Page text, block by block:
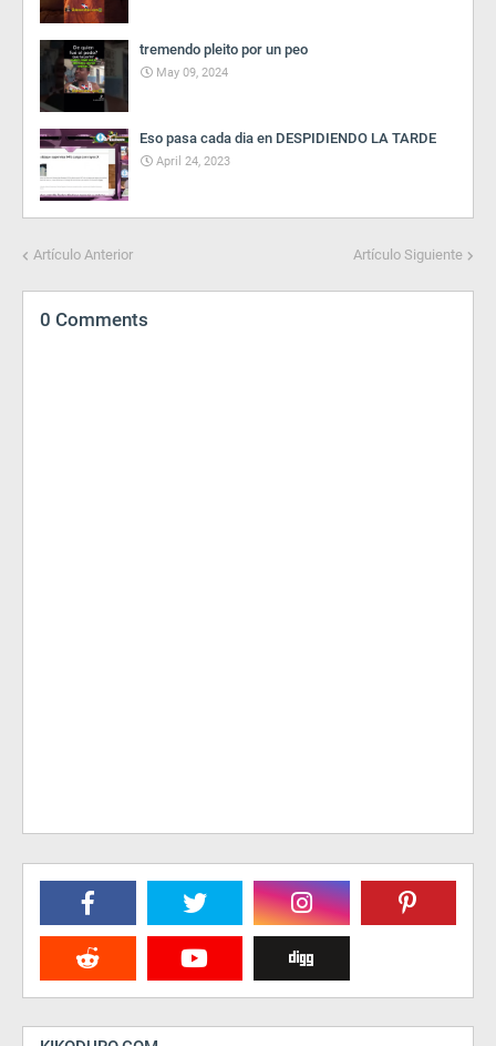
tremendo pleito por un peo
May 09, 2024
Eso pasa cada dia en DESPIDIENDO LA TARDE
April 24, 2023
Artículo Anterior Artículo Siguiente
0 Comments